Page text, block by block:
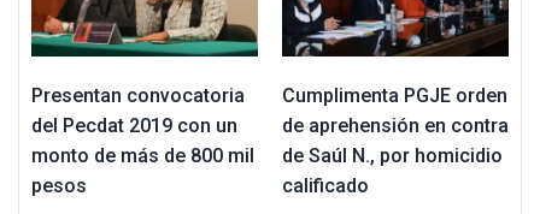
Presentan convocatoria
del Pecdat 2019 con un
monto de más de 800 mil
pesos
Cumplimenta PGJE orden
de aprehensión en contra
de Saúl N., por homicidio
calificado